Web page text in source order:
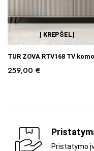
Į KREPŠELĮ
TUR ZOVA RTV168 TV
259,00 €
Pristatymo